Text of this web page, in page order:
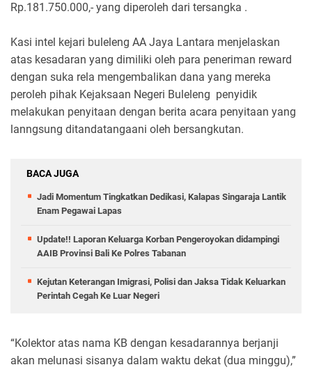
Rp.181.750.000,- yang diperoleh dari tersangka .
Kasi intel kejari buleleng AA Jaya Lantara menjelaskan
atas kesadaran yang dimiliki oleh para peneriman reward
dengan suka rela mengembalikan dana yang mereka
peroleh pihak Kejaksaan Negeri Buleleng penyidik
melakukan penyitaan dengan berita acara penyitaan yang
lanngsung ditandatangaani oleh bersangkutan.
BACA JUGA
Jadi Momentum Tingkatkan Dedikasi, Kalapas Singaraja Lantik
Enam Pegawai Lapas
Update!! Laporan Keluarga Korban Pengeroyokan didampingi
AAIB Provinsi Bali Ke Polres Tabanan
Kejutan Keterangan Imigrasi, Polisi dan Jaksa Tidak Keluarkan
Perintah Cegah Ke Luar Negeri
“Kolektor atas nama KB dengan kesadarannya berjanji
akan melunasi sisanya dalam waktu dekat (dua minggu),”